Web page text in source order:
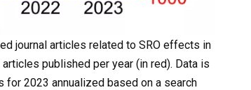
journal articles related to SRO effects in
published per year (in red). Data is
2023 annualized based on a search